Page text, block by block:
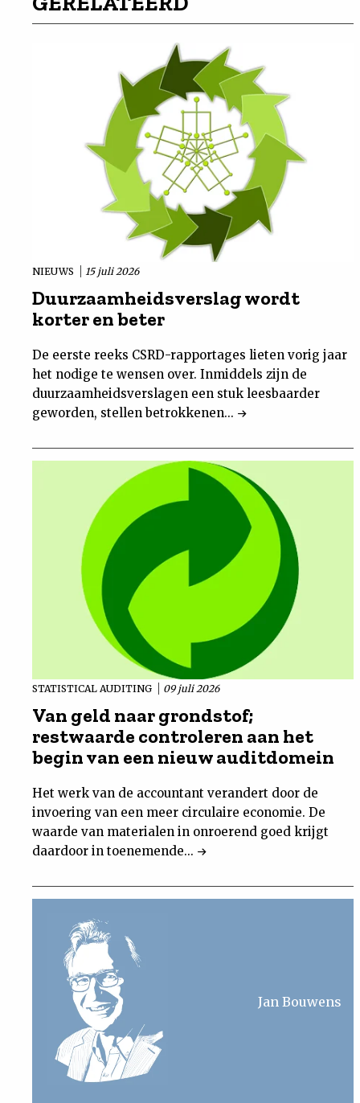
NIEUWS 15 juli 2026
Duurzaamheidsverslag wordt
korter en beter
De eerste reeks CSRD-rapportages lieten vorig jaar
het nodige te wensen over. Inmiddels zijn de
duurzaamheidsverslagen een stuk leesbaarder
geworden, stellen betrokkenen...
STATISTICAL AUDITING 09 juli 2026
Van geld naar grondstof;
restwaarde controleren aan het
begin van een nieuw auditdomein
Het werk van de accountant verandert door de
invoering van een meer circulaire economie. De
waarde van materialen in onroerend goed krijgt
daardoor in toenemende...
Jan Bouwens